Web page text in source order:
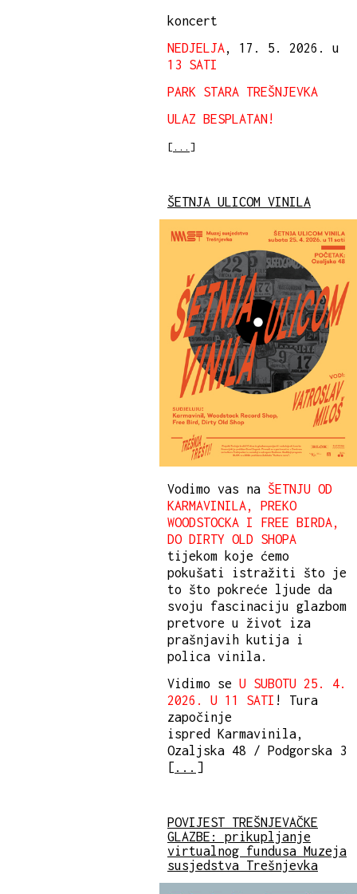
koncert
NEDJELJA, 17. 5. 2026. u
13 SATI
PARK STARA TREŠNJEVKA
ULAZ BESPLATAN!
[...]
ŠETNJA ULICOM VINILA
Vodimo vas na ŠETNJU OD
KARMAVINILA, PREKO
WOODSTOCKA I FREE BIRDA,
DO DIRTY OLD SHOPA
tijekom koje ćemo
pokušati istražiti što je
to što pokreće ljude da
svoju fascinaciju glazbom
pretvore u život iza
prašnjavih kutija i
polica vinila.
Vidimo se U SUBOTU 25. 4.
2026. U 11 SATI ! Tura
započinje
ispred Karmavinila,
Ozaljska 48 / Podgorska 3
[ ... ]
POVIJEST TREŠNJEVAČKE
GLAZBE: prikupljanje
virtualnog fundusa Muzeja
susjedstva Trešnjevka